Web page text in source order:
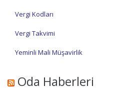
Vergi Kodları
Vergi Takvimi
Yeminli Mali Müşavirlik
Oda Haberleri